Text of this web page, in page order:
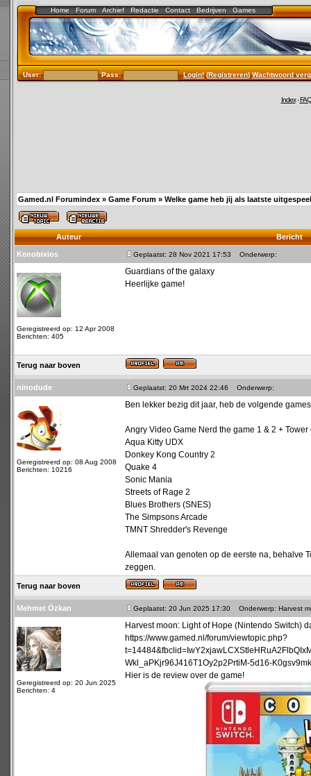
Home Forum Archief Redactie Contact Bedrijven Games
User: Pass: Login!(Registreren)Wachtwoord
Index-FAQ
Gamed.nl Forumindex » Game Forum » Welke game heb jij als laatste
Auteur Bericht
Kenobixios Geplaatst: 28 Nov 2021 17:53 Onderwerp:
Geregistreerd op: 12 Apr 2008
Berichten: 405
Guardians of the galaxy
Heerlijke game!
Terug naar boven
ninodude Geplaatst: 20 Mrt 2024 22:46 Onderwerp:
Geregistreerd op: 08 Aug 2008
Berichten: 10216
Ben lekker bezig dit jaar, heb de volgende
Angry Video Game Nerd the game 1 & 2 + Tower
Aqua Kitty UDX
Donkey Kong Country 2
Quake 4
Sonic Mania
Streets of Rage 2
Blues Brothers (SNES)
The Simpsons Arcade
TMNT Shredder's Revenge
Allemaal van genoten op de eerste na, behalve
zeggen.
Terug naar boven
Mehmet Özkan Geplaatst: 20 Jun 2025 17:30 Onderwerp: Harvest
Geregistreerd op: 20 Jun 2025
Berichten: 4
Harvest moon: Light of Hope (Nintendo Switch)
https://www.gamed.nl/forum/viewtopic.php?
Wkl_aPKjr96J416T1Oy2p2PrtiM-5d16-
Hier is de review over de game!